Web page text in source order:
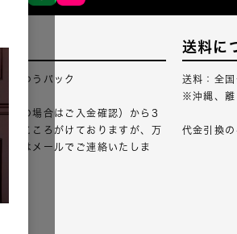
・ゆうパック
込の場合はご入金確認）から3
をこころがけておりますが、万
合はメールでご連絡いたしま
送料に
送料：全
※沖縄、離
代金引換